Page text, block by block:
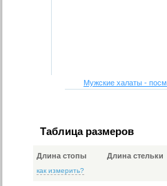
Мужские халаты -
Таблица размеров
Длина стопы
как измерить?
Длина стельки